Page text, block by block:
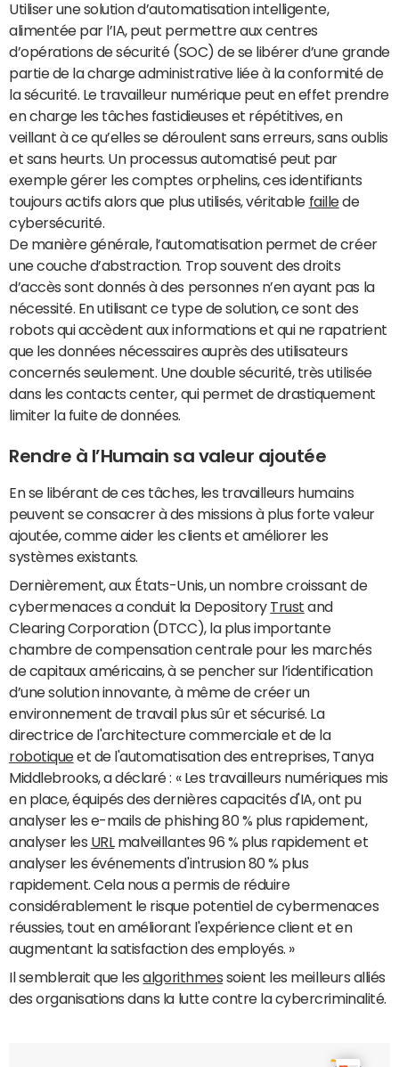
Utiliser une solution d’automatisation intelligente,
alimentée par l’IA, peut permettre aux centres
d’opérations de sécurité (SOC) de se libérer d’une grande
partie de la charge administrative liée à la conformité de
la sécurité. Le travailleur numérique peut en effet prendre
en charge les tâches fastidieuses et répétitives, en
veillant à ce qu’elles se déroulent sans erreurs, sans oublis
et sans heurts. Un processus automatisé peut par
exemple gérer les comptes orphelins, ces identifiants
toujours actifs alors que plus utilisés, véritable faillede
cybersécurité.
De manière générale, l’automatisation permet de créer
une couche d’abstraction. Trop souvent des droits
d’accès sont donnés à des personnes n’en ayant pas la
nécessité. En utilisant ce type de solution, ce sont des
robots qui accèdent aux informations et qui ne rapatrient
que les données nécessaires auprès des utilisateurs
concernés seulement. Une double sécurité, très utilisée
dans les contacts center, qui permet de drastiquement
limiter la fuite de données.
Rendre à l’Humain sa valeur ajoutée
En se libérant de ces tâches, les travailleurs humains
peuvent se consacrer à des missions à plus forte valeur
ajoutée, comme aider les clients et améliorer les
systèmes existants.
Dernièrement, aux États-Unis, un nombre croissant de
cybermenaces a conduit la Depository Trust and
Clearing Corporation (DTCC), la plus importante
chambre de compensation centrale pour les marchés
de capitaux américains, à se pencher sur l’identification
d’une solution innovante, à même de créer un
environnement de travail plus sûr et sécurisé. La
directrice de l'architecture commerciale et de la
robotiqueet de l'automatisation des entreprises, Tanya
Middlebrooks, a déclaré : « Les travailleurs numériques mis
en place, équipés des dernières capacités d'IA, ont pu
analyser les e-mails de phishing 80 % plus rapidement,
analyser les URL malveillantes 96 % plus rapidement et
analyser les événements d'intrusion 80 % plus
rapidement. Cela nous a permis de réduire
considérablement le risque potentiel de cybermenaces
réussies, tout en améliorant l'expérience client et en
augmentant la satisfaction des employés. »
Il semblerait que lesalgorithmes soient les meilleurs alliés
des organisations dans la lutte contre la cybercriminalité.